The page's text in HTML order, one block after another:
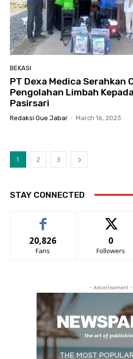
BEKASI
PT Dexa Medica Serahkan
Pengolahan Limbah
Pasirsari
Redaksi Gue Jabar - March 16, 2023
1 2 3
STAY CONNECTED
20,826
Fans
0
Followers
- Advertisement -